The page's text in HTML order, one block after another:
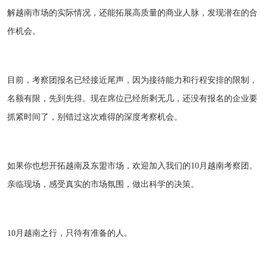
解越南市场的实际情况，还能拓展高质量的商业人脉，发现潜在的合
作机会。
目前，考察团报名已经接近尾声，因为接待能力和行程安排的限制，
名额有限，先到先得。现在席位已经所剩无几，还没有报名的企业要
抓紧时间了，别错过这次难得的深度考察机会。
如果你也想开拓越南及东盟市场，欢迎加入我们的10月越南考察团。
亲临现场，感受真实的市场氛围，做出科学的决策。
10月越南之行，只待有准备的人。